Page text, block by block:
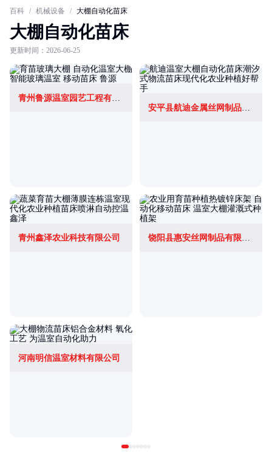
百科 / 机械设备 / 大棚自动化苗床
大棚自动化苗床
更新时间：2026-06-25
青州鲁源温室园艺工程有限公司
安平县航迪金属丝网制品有限公司
青州鑫泽农业科技有限公司 饶阳县惠安丝网制品有限公司
河南明信温室材料有限公司